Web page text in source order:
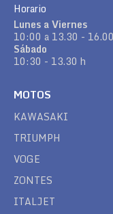
Horario
Lunes a Viernes
10:00 a 13.30 -
Sábado
10:30 - 13.30 h
MOTOS
KAWASAKI
TRIUMPH
VOGE
ZONTES
ITALJET